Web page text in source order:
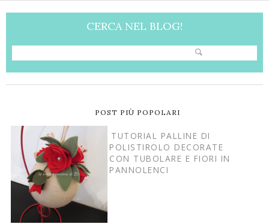
CERCA NEL BLOG!
POST PIÙ POPOLARI
TUTORIAL PALLINE DI
POLISTIROLO DECORATE
CON TUBOLARE E FIORI IN
PANNOLENCI